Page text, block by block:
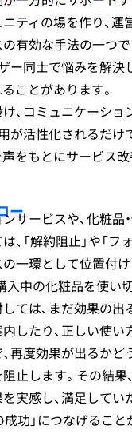
ティの場を作り、運
有効な手法の一つ
ー同士で悩みを解決
ことがあります。
、コミュニケーシ
が活性化されるだけ
をもとにサービス
ー
サービスや、化粧品
、「解約阻止」や「フ
一環として位置付
入中の化粧品を使い
ては、まだ効果の出
したり、正しい使い
再度効果が出るかど
止します。その結果
実感し、満足してい
成功」につなげること